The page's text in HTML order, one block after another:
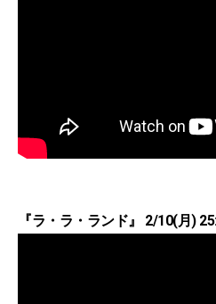
『ラ・ラ・ランド』 2/10(月)